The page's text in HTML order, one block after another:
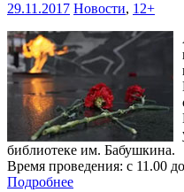
29.11.2017 Новости, 12+
библиотеке им. Бабушкина.
Время проведения: с 11.00
Подробнее